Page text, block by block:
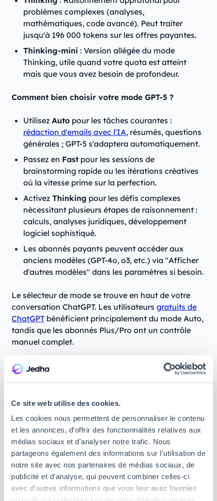
Ce site web utilise des cookies.
Les cookies nous permettent de personnaliser le contenu
et les annonces, d'offrir des fonctionnalités relatives aux
médias sociaux et d'analyser notre trafic. Nous
partageons également des informations sur l'utilisation de
notre site avec nos partenaires de médias sociaux, de
publicité et d'analyse, qui peuvent combiner celles-ci
avec d'autres informations que vous leur avez fournies
problèmes complexes (analyses,
mathématiques, code avancé). Peut traiter
jusqu'à 196 000 tokens sur les offres payantes.
Thinking-mini : Version allégée du mode
Thinking, utile quand votre quota est atteint
mais que vous avez besoin de profondeur.
Comment bien choisir votre mode GPT-5 ?
Utilisez Auto pour les tâches courantes :
rédaction d'emails avec l'IA, résumés, questions
générales ; GPT-5 s'adaptera automatiquement.
Passez en Fast pour les sessions de
brainstorming rapide ou les itérations créatives
où la vitesse prime sur la perfection.
Activez Thinking pour les défis complexes
nécessitant plusieurs étapes de raisonnement :
calculs, analyses juridiques, développement
logiciel sophistiqué.
Les abonnés payants peuvent accéder aux
anciens modèles (GPT-4o, o3, etc.) via "Afficher
d'autres modèles" dans les paramètres si besoin.
Le sélecteur de mode se trouve en haut de votre
conversation ChatGPT. Les utilisateurs gratuits de
ChatGPT bénéficient principalement du mode Auto,
tandis que les abonnés Plus/Pro ont un contrôle
manuel complet.
Astuce 4 - Protéger ses données
Ce hack ChatGPTcoule de source pour certains, et
pourtant, nombreux sont ceux à oublier que
ChatGPT n’est pas un journal intime. Chaque
prompt que vous lui soumettez peut ainsi être utilisé
pour améliorer les modèles d’OpenAI, ce qui pose
problème si vous lui partagez des informations
sensibles. Il est donc important de protéger vos